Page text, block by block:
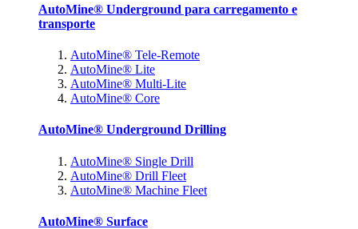
AutoMine® Underground para carregamento e
transporte
AutoMine® Tele-Remote
AutoMine® Lite
AutoMine® Multi-Lite
AutoMine® Core
AutoMine® Underground Drilling
AutoMine® Single Drill
AutoMine® Drill Fleet
AutoMine® Machine Fleet
AutoMine® Surface